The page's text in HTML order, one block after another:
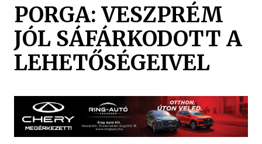
PORGA: VESZPRÉM
JÓL SÁFÁRKODOTT A
LEHETŐSÉGEIVEL